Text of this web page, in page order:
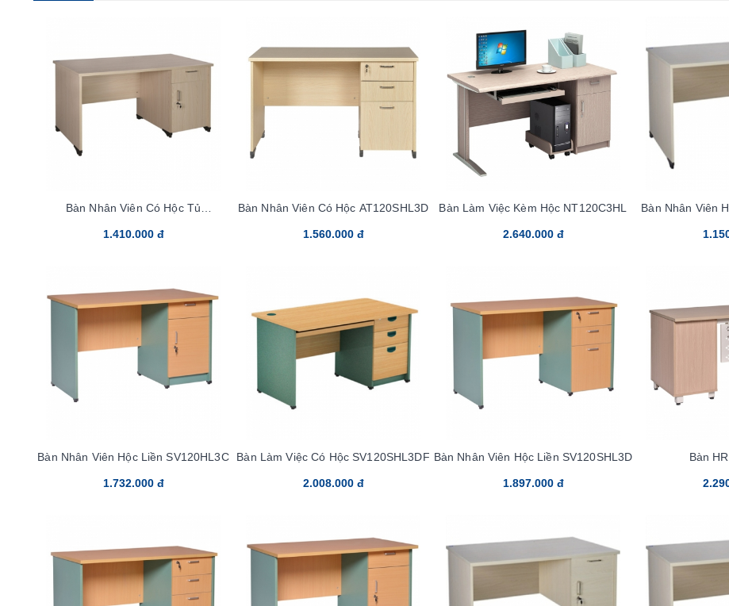
Bàn Nhân Viên Có Hộc Tủ
1.410.000 đ
Bàn Nhân Viên Có Hộc AT120SHL3D
1.560.000 đ
Bàn Làm Việc Kèm Hộc NT120C3HL
2.640.000 đ
Bàn Nhân Viên
Bàn Nhân Viên Hộc Liền SV120HL3C
1.732.000 đ
Bàn Làm Việc Có Hộc SV120SHL3DF
2.008.000 đ
Bàn Nhân Viên Hộc Liền SV120SHL3D
1.897.000 đ
Bàn